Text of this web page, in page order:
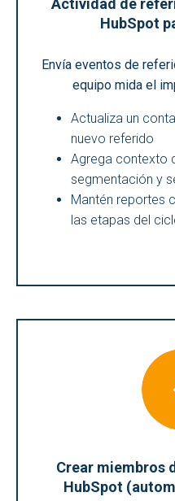
Actividad de
HubSpot
Envía eventos de
equipo mida el
Actualiza un
nuevo referido
Agrega contexto
segmentación y
Mantén reportes
las etapas del
Crear miembros
HubSpot